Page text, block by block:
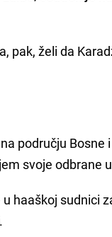
pak, želi da
području Bosne
svoje odbrane
haaškoj sudnici